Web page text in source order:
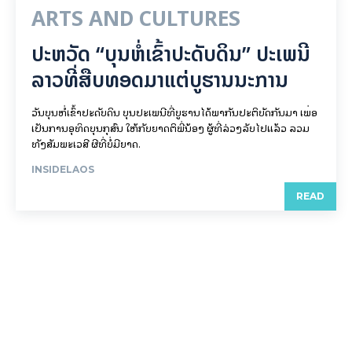
ARTS AND CULTURES
ປະຫວັດ “ບຸນຫໍ່ເຂົ້າປະດັບດິນ” ປະເພນີ
ລາວທີ່ສືບທອດມາແຕ່ບູຮານນະການ
ວັນບຸນຫໍ່ເຂົ້າປະດັບດິນ ບຸນປະເພນີທີ່ບູຮານໄດ້ພາກັນປະຕິບັດກັນມາ ເພື່ອ
ເປັນການອຸທິດບຸນກຸສົນ ໃຫ້ກັບຍາດຕິພີ່ນ້ອງ ຜູ້ທີ່ລ່ວງລັບໄປແລ້ວ ລວມ
ທັງສັມພະເວສີ ຜີທີ່ບໍ່ມີຍາດ.
INSIDELAOS
READ